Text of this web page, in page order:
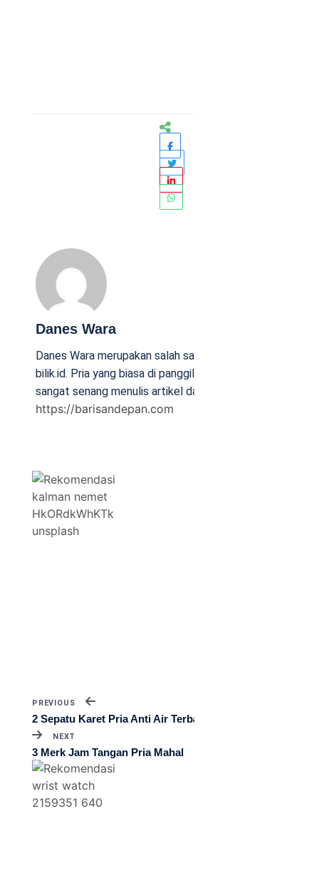
Danes Wara
Danes Wara merupakan salah satu penulis aktif di
bilik.id. Pria yang biasa di panggil Mas Danes ini
sangat senang menulis artikel dan hobi traveling.
https://barisandepan.com
PREVIOUS
2 Sepatu Karet Pria Anti Air Terbaik
NEXT
3 Merk Jam Tangan Pria Mahal